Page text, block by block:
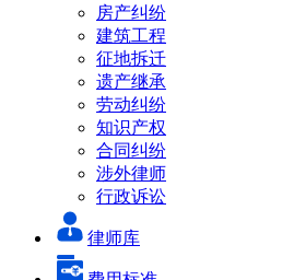
房产纠纷
建筑工程
征地拆迁
遗产继承
劳动纠纷
知识产权
合同纠纷
涉外律师
行政诉讼
律师库